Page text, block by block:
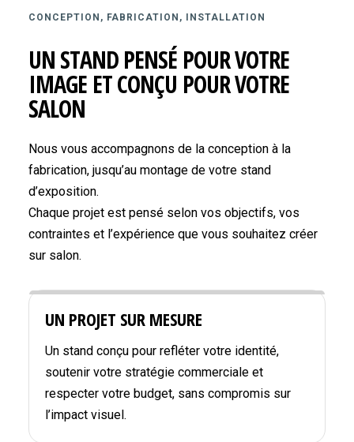
CONCEPTION, FABRICATION, INSTALLATION
UN STAND PENSÉ POUR VOTRE
IMAGE ET CONÇU POUR VOTRE
SALON
Nous vous accompagnons de la conception à la
fabrication, jusqu’au montage de votre stand
d’exposition.
Chaque projet est pensé selon vos objectifs, vos
contraintes et l’expérience que vous souhaitez créer
sur salon.
UN PROJET SUR MESURE
Un stand conçu pour refléter votre identité,
soutenir votre stratégie commerciale et
respecter votre budget, sans compromis sur
l’impact visuel.